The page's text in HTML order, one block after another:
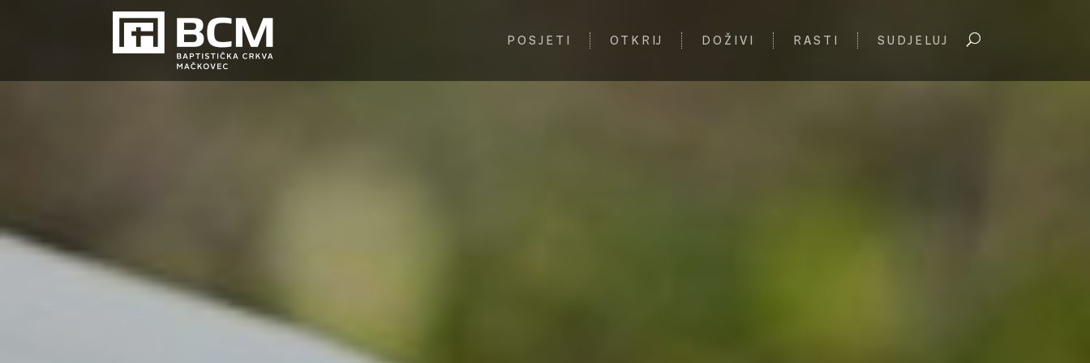
POSJETI OTKRIJ DOŽIVI RASTI SUDJELUJ